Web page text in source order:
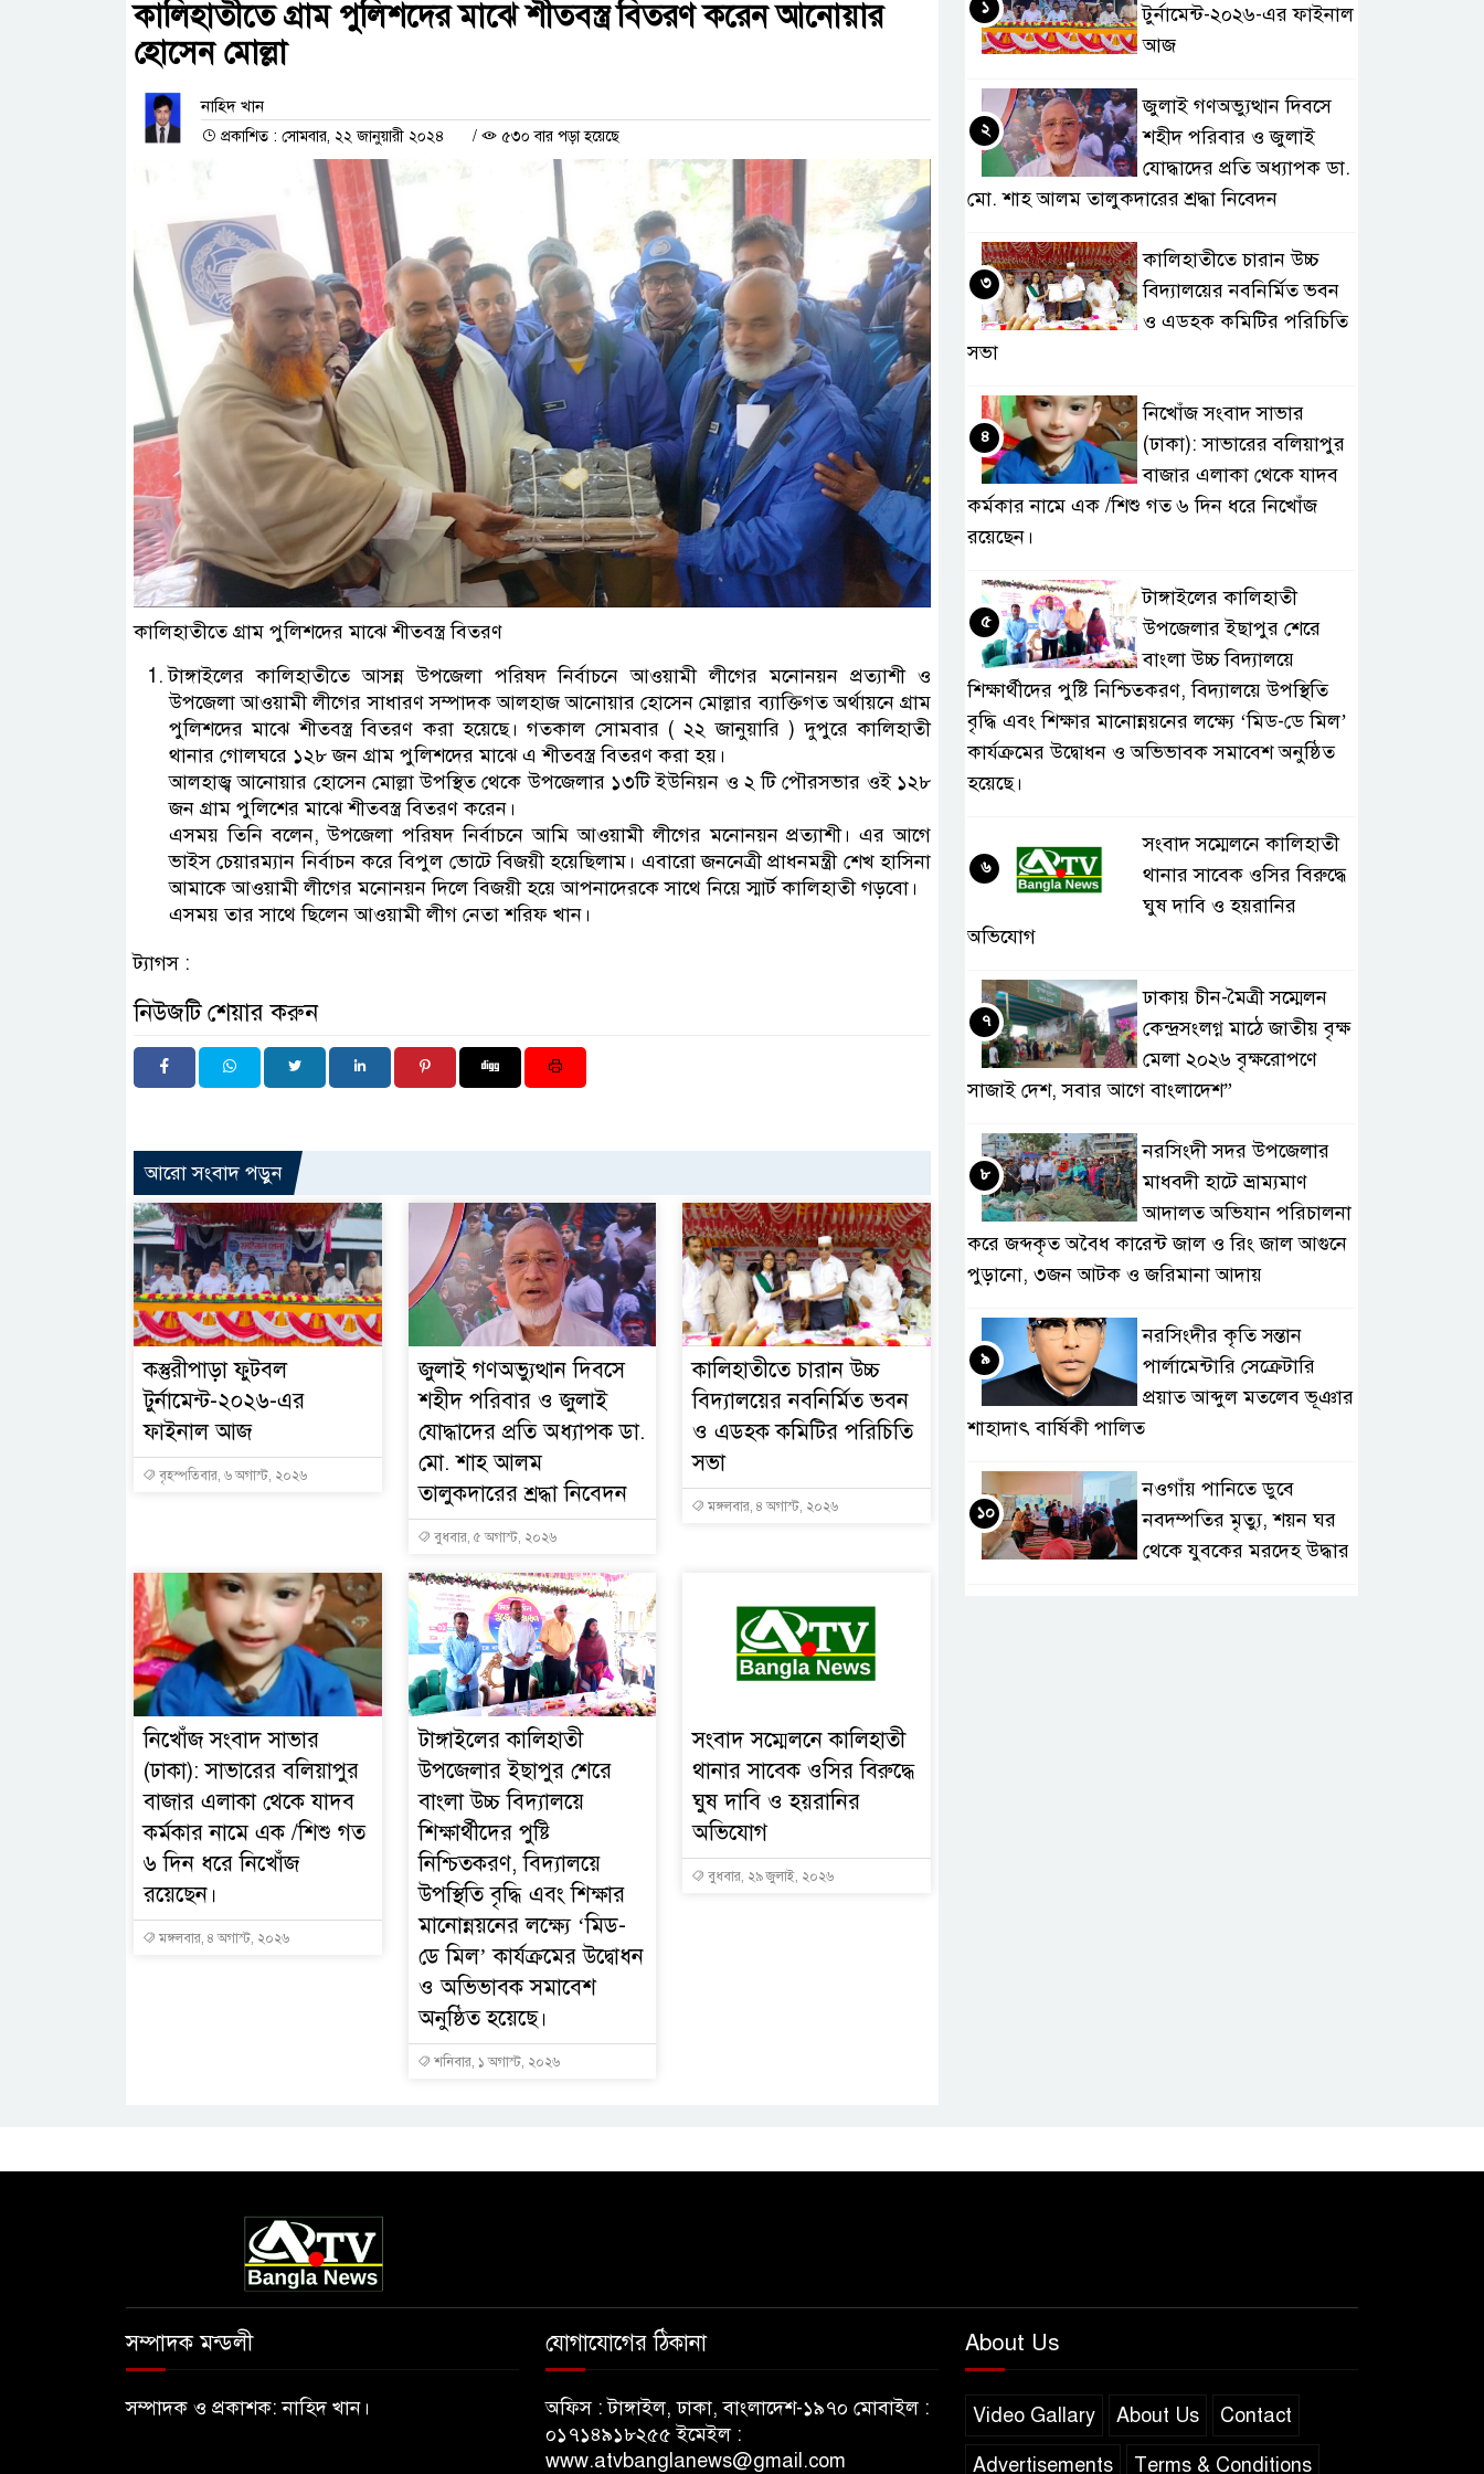
কালিহাতীতে গ্রাম পুলিশদের মাঝে শীতবস্ত্র বিতরণ করেন আনোয়ার
হোসেন মোল্লা
নাহিদ খান
প্রকাশিত : সোমবার, ২২ জানুয়ারী ২০২৪ / ৫৩০ বার পড়া হয়েছে
কালিহাতীতে গ্রাম পুলিশদের মাঝে শীতবস্ত্র বিতরণ
টাঙ্গাইলের কালিহাতীতে আসন্ন উপজেলা পরিষদ নির্বাচনে আওয়ামী লীগের মনোনয়ন প্রত্যাশী ও
উপজেলা আওয়ামী লীগের সাধারণ সম্পাদক আলহাজ আনোয়ার হোসেন মোল্লার ব্যাক্তিগত অর্থায়নে গ্রাম
পুলিশদের মাঝে শীতবস্ত্র বিতরণ করা হয়েছে। গতকাল সোমবার ( ২২ জানুয়ারি ) দুপুরে কালিহাতী
থানার গোলঘরে ১২৮ জন গ্রাম পুলিশদের মাঝে এ শীতবস্ত্র বিতরণ করা হয়।
আলহাজ্ব আনোয়ার হোসেন মোল্লা উপস্থিত থেকে উপজেলার ১৩টি ইউনিয়ন ও ২ টি পৌরসভার ওই ১২৮
জন গ্রাম পুলিশের মাঝে শীতবস্ত্র বিতরণ করেন।
এসময় তিনি বলেন, উপজেলা পরিষদ নির্বাচনে আমি আওয়ামী লীগের মনোনয়ন প্রত্যাশী। এর আগে
ভাইস চেয়ারম্যান নির্বাচন করে বিপুল ভোটে বিজয়ী হয়েছিলাম। এবারো জননেত্রী প্রাধনমন্ত্রী শেখ হাসিনা
আমাকে আওয়ামী লীগের মনোনয়ন দিলে বিজয়ী হয়ে আপনাদেরকে সাথে নিয়ে স্মার্ট কালিহাতী গড়বো।
এসময় তার সাথে ছিলেন আওয়ামী লীগ নেতা শরিফ খান।
ট্যাগস :
নিউজটি শেয়ার করুন
আরো সংবাদ পড়ুন
কস্তুরীপাড়া ফুটবল
টুর্নামেন্ট-২০২৬-এর
ফাইনাল আজ
বৃহস্পতিবার, ৬ অগাস্ট, ২০২৬
জুলাই গণঅভ্যুত্থান দিবসে
শহীদ পরিবার ও জুলাই
যোদ্ধাদের প্রতি অধ্যাপক ডা.
মো. শাহ আলম
তালুকদারের শ্রদ্ধা নিবেদন
বুধবার, ৫ অগাস্ট, ২০২৬
কালিহাতীতে চারান উচ্চ
বিদ্যালয়ের নবনির্মিত ভবন
ও এডহক কমিটির পরিচিতি
সভা
মঙ্গলবার, ৪ অগাস্ট, ২০২৬
নিখোঁজ সংবাদ সাভার
(ঢাকা): সাভারের বলিয়াপুর
বাজার এলাকা থেকে যাদব
কর্মকার নামে এক /শিশু গত
৬ দিন ধরে নিখোঁজ
রয়েছেন।
মঙ্গলবার, ৪ অগাস্ট, ২০২৬
টাঙ্গাইলের কালিহাতী
উপজেলার ইছাপুর শেরে
বাংলা উচ্চ বিদ্যালয়ে
শিক্ষার্থীদের পুষ্টি
নিশ্চিতকরণ, বিদ্যালয়ে
উপস্থিতি বৃদ্ধি এবং শিক্ষার
মানোন্নয়নের লক্ষ্যে ‘মিড-
ডে মিল’ কার্যক্রমের উদ্বোধন
ও অভিভাবক সমাবেশ
অনুষ্ঠিত হয়েছে।
শনিবার, ১ অগাস্ট, ২০২৬
সংবাদ সম্মেলনে কালিহাতী
থানার সাবেক ওসির বিরুদ্ধে
ঘুষ দাবি ও হয়রানির
অভিযোগ
বুধবার, ২৯ জুলাই, ২০২৬
টুর্নামেন্ট-২০২৬-এর ফাইনাল
আজ
১
জুলাই গণঅভ্যুত্থান দিবসে
শহীদ পরিবার ও জুলাই
যোদ্ধাদের প্রতি অধ্যাপক ডা.
মো. শাহ আলম তালুকদারের শ্রদ্ধা নিবেদন
২
কালিহাতীতে চারান উচ্চ
বিদ্যালয়ের নবনির্মিত ভবন
ও এডহক কমিটির পরিচিতি
সভা
৩
নিখোঁজ সংবাদ সাভার
(ঢাকা): সাভারের বলিয়াপুর
বাজার এলাকা থেকে যাদব
কর্মকার নামে এক /শিশু গত ৬ দিন ধরে নিখোঁজ
রয়েছেন।
৪
টাঙ্গাইলের কালিহাতী
উপজেলার ইছাপুর শেরে
বাংলা উচ্চ বিদ্যালয়ে
শিক্ষার্থীদের পুষ্টি নিশ্চিতকরণ, বিদ্যালয়ে উপস্থিতি
বৃদ্ধি এবং শিক্ষার মানোন্নয়নের লক্ষ্যে ‘মিড-ডে মিল’
কার্যক্রমের উদ্বোধন ও অভিভাবক সমাবেশ অনুষ্ঠিত
হয়েছে।
৫
সংবাদ সম্মেলনে কালিহাতী
থানার সাবেক ওসির বিরুদ্ধে
ঘুষ দাবি ও হয়রানির
অভিযোগ
৬
ঢাকায় চীন-মৈত্রী সম্মেলন
কেন্দ্রসংলগ্ন মাঠে জাতীয় বৃক্ষ
মেলা ২০২৬ বৃক্ষরোপণে
সাজাই দেশ, সবার আগে বাংলাদেশ”
৭
নরসিংদী সদর উপজেলার
মাধবদী হাটে ভ্রাম্যমাণ
আদালত অভিযান পরিচালনা
করে জব্দকৃত অবৈধ কারেন্ট জাল ও রিং জাল আগুনে
পুড়ানো, ৩জন আটক ও জরিমানা আদায়
৮
নরসিংদীর কৃতি সন্তান
পার্লামেন্টারি সেক্রেটারি
প্রয়াত আব্দুল মতলেব ভূঞার
শাহাদাৎ বার্ষিকী পালিত
৯
নওগাঁয় পানিতে ডুবে
নবদম্পতির মৃত্যু, শয়ন ঘর
থেকে যুবকের মরদেহ উদ্ধার
১০
সম্পাদক মন্ডলী
সম্পাদক ও প্রকাশক: নাহিদ খান।
যোগাযোগের ঠিকানা
অফিস : টাঙ্গাইল, ঢাকা, বাংলাদেশ-১৯৭০ মোবাইল :
০১৭১৪৯১৮২৫৫ ইমেইল :
www.atvbanglanews@gmail.com
About Us
Video Gallary About Us Contact
Advertisements Terms & Conditions